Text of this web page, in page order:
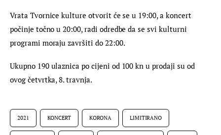
Vrata Tvornice kulture otvorit će se u 19:00, a koncert
počinje točno u 20:00, radi odredbe da se svi kulturni
programi moraju završiti do 22:00.
Ukupno 190 ulaznica po cijeni od 100 kn u prodaji su od
ovog četvrtka, 8. travnja.
2021 KONCERT KORONA LIMITIRANO